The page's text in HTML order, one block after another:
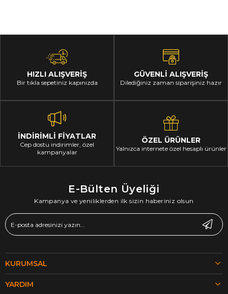
HIZLI ALIŞVERİŞ
Bir tıkla sepetiniz kapınızda
GÜVENLİ ALIŞVERİŞ
Dilediğiniz zaman siparişiniz hazır
İNDİRİMLİ FİYATLAR
Cep dostu indirimler, özel
kampanyalar
ÖZEL ÜRÜNLER
Yalnızca internete özel hesaplı ürünler
E-Bülten Üyeliği
Kampanya ve yeniliklerden ilk sizin haberiniz olsun
KURUMSAL
YARDIM